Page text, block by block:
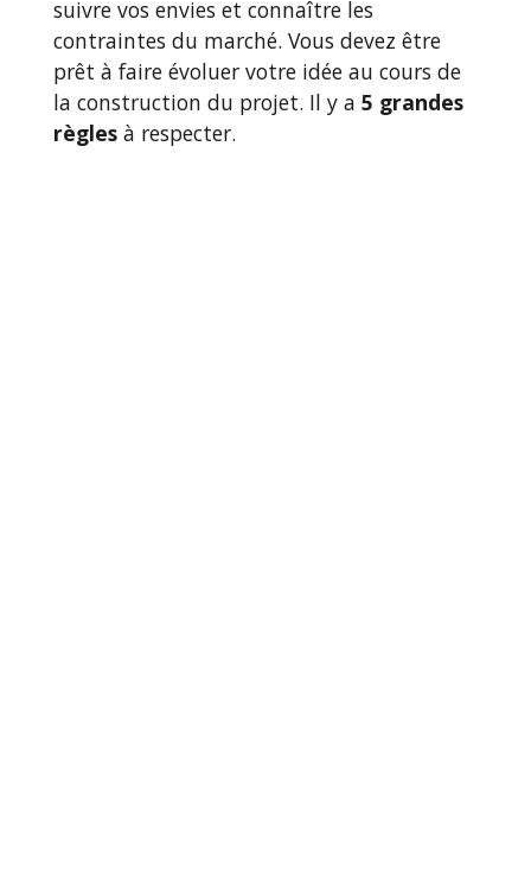
suivre vos envies et connaître les
contraintes du marché. Vous devez être
prêt à faire évoluer votre idée au cours de
la construction du projet. Il y a 5 grandes
règles à respecter.